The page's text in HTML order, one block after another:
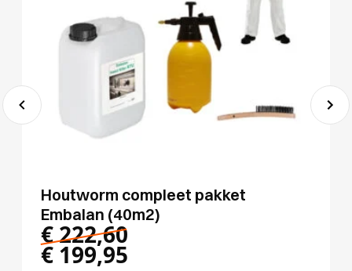
Houtworm compleet pakket
Embalan (40m2)
€222,60
€ 199,95